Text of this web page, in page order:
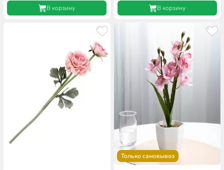
В корзину В корзину
Только самовывоз